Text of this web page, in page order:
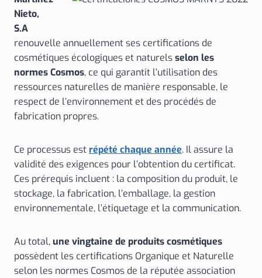
Nieto,
S.A
renouvelle annuellement ses certifications de
cosmétiques écologiques et naturelsselon les
normes Cosmos, ce qui garantit l’utilisation des
ressources naturelles de manière responsable, le
respect de l’environnement et des procédés de
fabrication propres.
Ce processus est répété chaque année. Il assure la
validité des exigences pour l’obtention du certificat.
Ces prérequis incluent : la composition du produit, le
stockage, la fabrication, l’emballage, la gestion
environnementale, l’étiquetage et la communication.
Au total, une vingtaine de produits cosmétiques
possèdent les certifications Organique et Naturelle
selon les normes Cosmos de la réputée association